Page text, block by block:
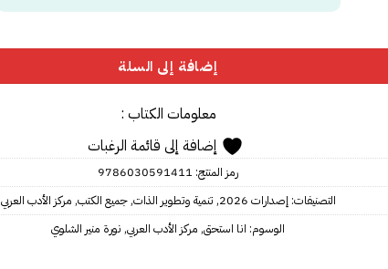
إضافة إلى السلة
معلومات الكتاب :
إضافة إلى قائمة الرغبات
رمز المنتج: 9786030591411
التصنيفات:إصدارات 2026 , تنمية وتطوير الذات,جميع الكتب, مركز الأدب العربي
الوسوم: انا استحق, مركز الأدب العربي, نورة منير الشلوي